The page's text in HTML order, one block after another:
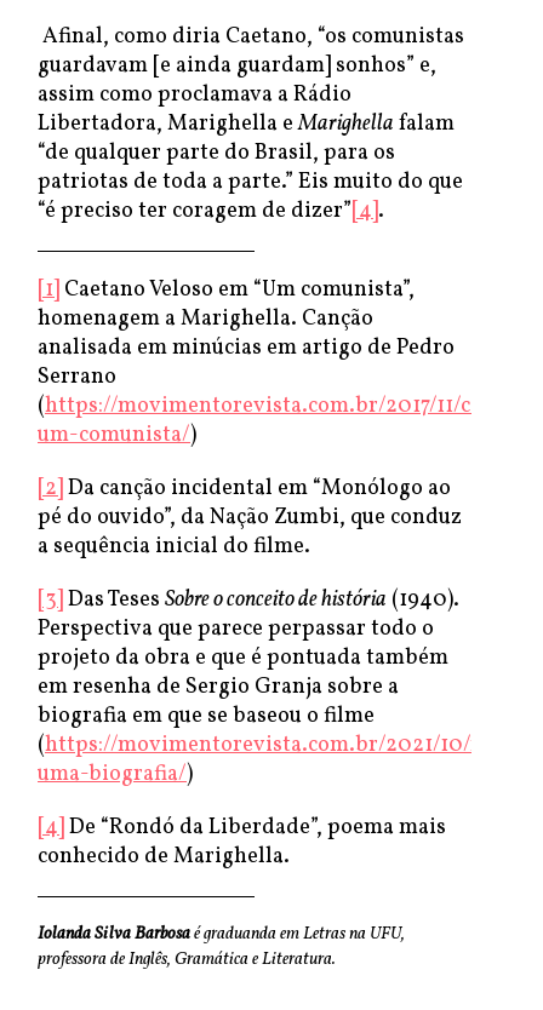
Afinal, como diria Caetano, “os comunistas
guardavam [e ainda guardam] sonhos” e,
assim como proclamava a Rádio
Libertadora, Marighella eMarighella falam
“de qualquer parte do Brasil, para os
patriotas de toda a parte.” Eis muito do que
“é preciso ter coragem de dizer”[4].
[1] Caetano Veloso em “Um comunista”,
homenagem a Marighella. Canção
analisada em minúcias em artigo de Pedro
Serrano
(https://movimentorevista.com.br/2017/11/
um-comunista/)
[2] Da canção incidental em “Monólogo ao
pé do ouvido”, da Nação Zumbi, que conduz
a sequência inicial do filme.
[3] Das Teses Sobre o conceito de história (1940).
Perspectiva que parece perpassar todo o
projeto da obra e que é pontuada também
em resenha de Sergio Granja sobre a
biografia em que se baseou o filme
(https://movimentorevista.com.br/2021/10/
uma-biografia/)
[4] De “Rondó da Liberdade”, poema mais
conhecido de Marighella.
Iolanda Silva Barbosaé graduanda em Letras na UFU,
professora de Inglês, Gramática e Literatura.